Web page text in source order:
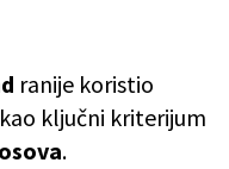
ranije koristio
kao ključni kriterijum
.